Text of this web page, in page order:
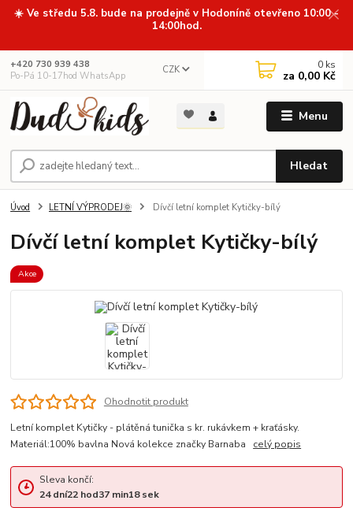
☀️ Ve středu 5.8. bude na prodejně v Hodoníně otevřeno 10:00 -
14:00hod.
Menu
CZK
Hledat
+420 730 939 438
Po-Pá 10-17hod WhatsApp
0 ks
za 0,00 Kč
Úvod LETNÍ VÝPRODEJ🌞 Dívčí letní komplet Kytičky-bílý
Dívčí letní komplet Kytičky-bílý
Akce
Ohodnotit produkt
Letní komplet Kytičky - plátěná tunička s kr. rukávkem + kraťásky.
Materiál:100% bavlna Nová kolekce značky Barnaba celý popis
Sleva končí:
24 dní22hod37min18sek